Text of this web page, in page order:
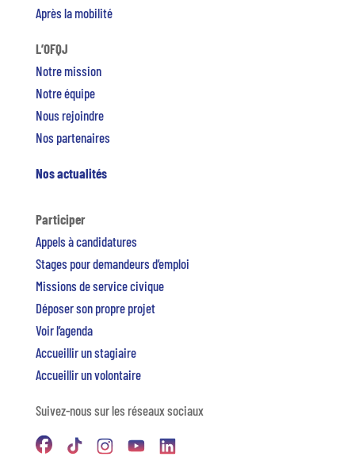
Après la mobilité
L’OFQJ
Notre mission
Notre équipe
Nous rejoindre
Nos partenaires
Nos actualités
Participer
Appels à candidatures
Stages pour demandeurs d’emploi
Missions de service civique
Déposer son propre projet
Voir l’agenda
Accueillir un stagiaire
Accueillir un volontaire
Suivez-nous sur les réseaux sociaux